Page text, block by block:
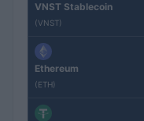
VNST Stablecoin
(VNST)
Ethereum
(ETH)